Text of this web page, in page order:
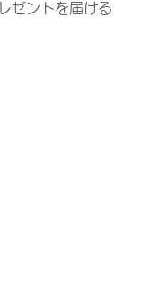
ゼントを届ける